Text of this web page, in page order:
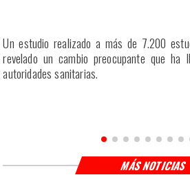
Un estudio realizado a más de 7.200
revelado un cambio preocupante que ha
autoridades sanitarias.
MÁS NOTICIAS